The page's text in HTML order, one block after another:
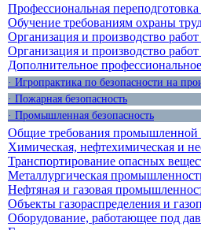
Профессиональная
Обучение требованиям охраны
Организация и производство
Организация и производство
Дополнительное
· Игропрактика по безопасности на
· Пожарная безопасность
· Промышленная безопасность
Общие требования промышленной
Химическая, нефтехимическая и
Транспортирование опасных
Металлургическая
Нефтяная и газовая
Объекты газораспределения и
Оборудование, работающее под